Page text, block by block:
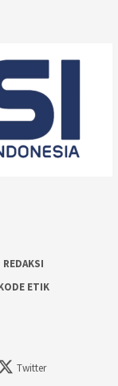
REDAKSI
ETIK
Twitter